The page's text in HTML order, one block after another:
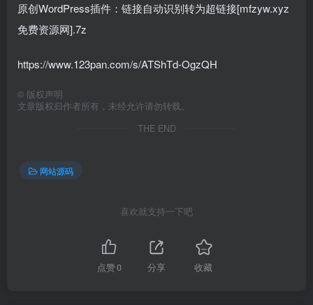
原创WordPress插件：链接自动识别转为超链接[mfzyw.xyz
免费资源网].7z
https://www.123pan.com/s/ATShTd-OgzQH
© 版权声明
文章版权归作者所有，未经允许请勿转载。
THE END
网站源码
喜欢就支持一下吧
点赞0 分享 收藏